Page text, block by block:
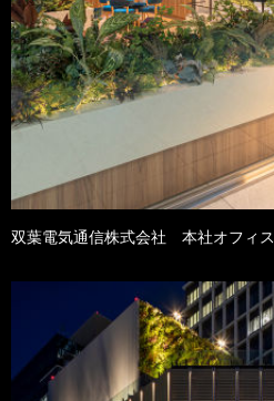
双葉電気通信株式会社 本社オフィス